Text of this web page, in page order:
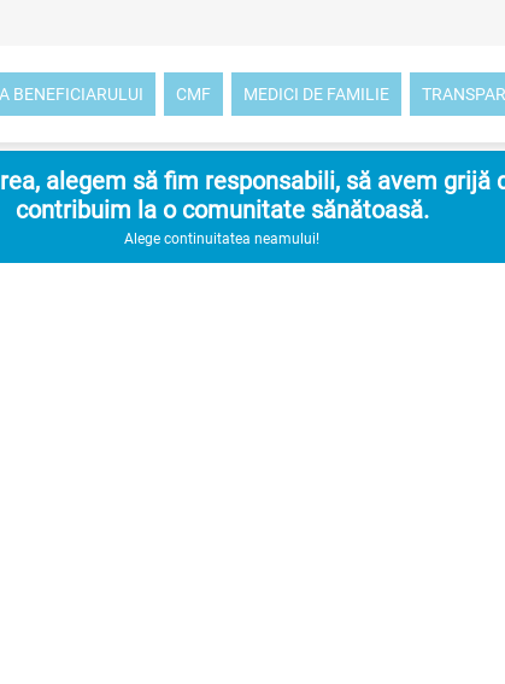
BENEFICIARULUI CMF MEDICI DE FAMILIE
alegem să fim responsabili, să avem grijă
contribuim la o comunitate sănătoasă.
Alege continuitatea neamului!